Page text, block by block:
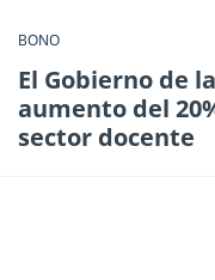
BONO
El Gobierno de
aumento del
sector docente